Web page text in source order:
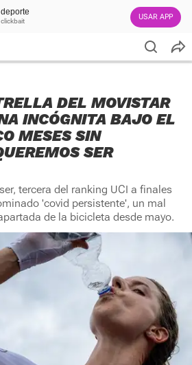
USAR APP
DEL MOVISTAR
INCÓGNITA BAJO EL
MESES SIN
SER
tercera del ranking UCI a finales
'covid persistente', un mal
de la bicicleta desde mayo.